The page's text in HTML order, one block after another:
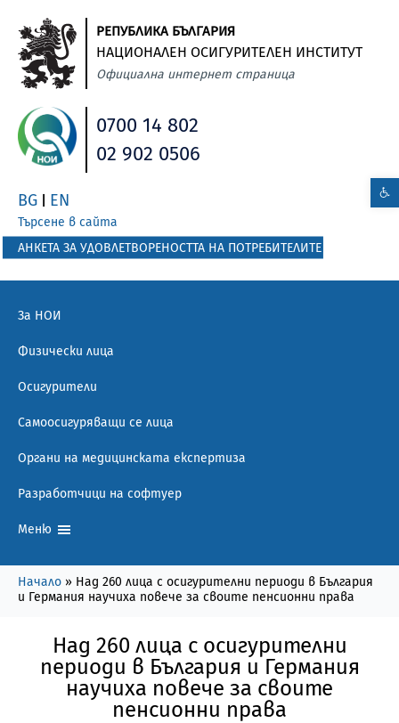
РЕПУБЛИКА БЪЛГАРИЯ
НАЦИОНАЛЕН ОСИГУРИТЕЛЕН ИНСТИТУТ
Официална интернет страница
0700 14 802
02 902 0506
BG EN
Търсене в сайта
АНКЕТА ЗА УДОВЛЕТВОРЕНОСТТА НА ПОТРЕБИТЕЛИТЕ
За НОИ
Физически лица
Осигурители
Самоосигуряващи се лица
Органи на медицинската експертиза
Разработчици на софтуер
Меню
Начало » Над 260 лица с осигурителни периоди в България
и Германия научиха повече за своите пенсионни права
Над 260 лица с осигурителни
периоди в България и Германия
научиха повече за своите
пенсионни права